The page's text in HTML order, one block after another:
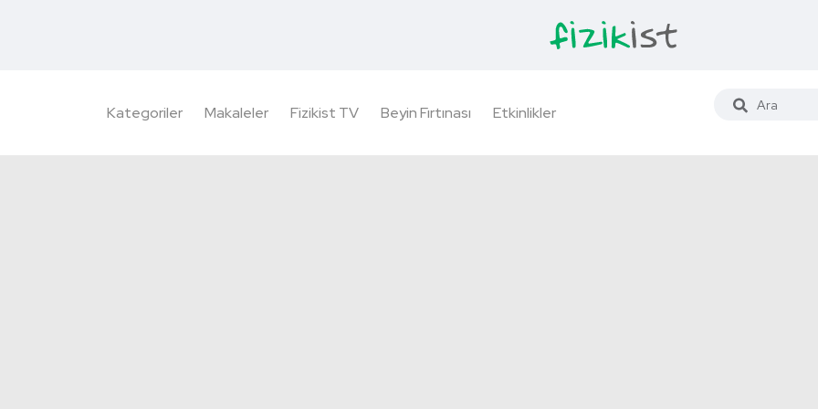
Kategoriler Makaleler Fizikist TV Beyin Fırtınası Etkinlikler